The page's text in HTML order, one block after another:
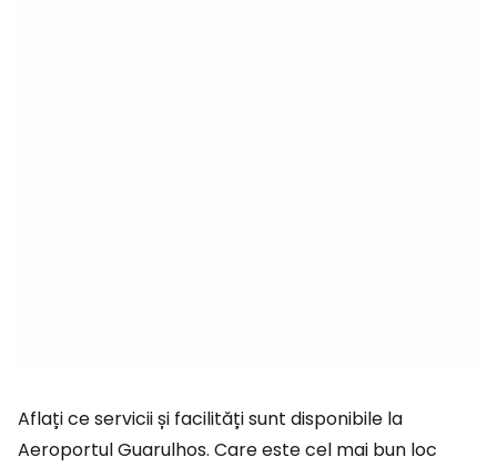
Aflați ce servicii și facilități sunt disponibile la
Aeroportul Guarulhos. Care este cel mai bun loc